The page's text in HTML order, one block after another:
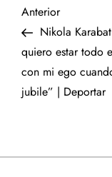
N
a
v
g
Entrada
anterior
Anterior
Nikola
quiero estar todo
con mi ego
jubile” | Deportar